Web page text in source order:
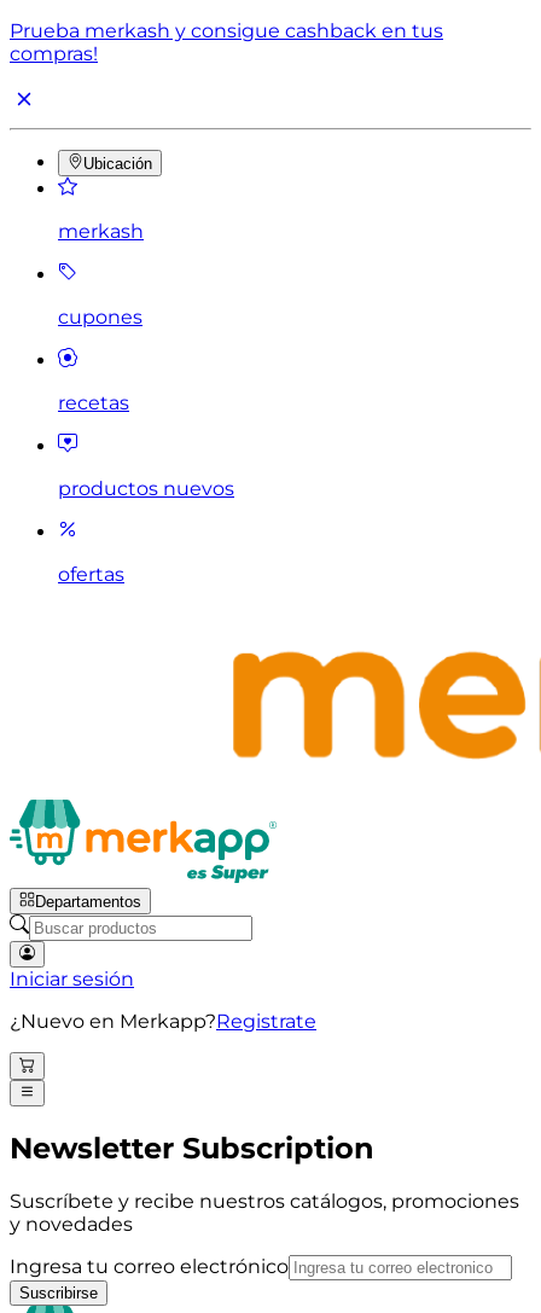
Prueba merkash y consigue cashback en tus
compras!
Ubicación
merkash
cupones
recetas
productos nuevos
ofertas
Departamentos
Iniciar sesión
¿Nuevo en Merkapp?Registrate
Newsletter Subscription
Suscríbete y recibe nuestros catálogos, promociones
y novedades
Ingresa tu correo electrónico
Suscribirse